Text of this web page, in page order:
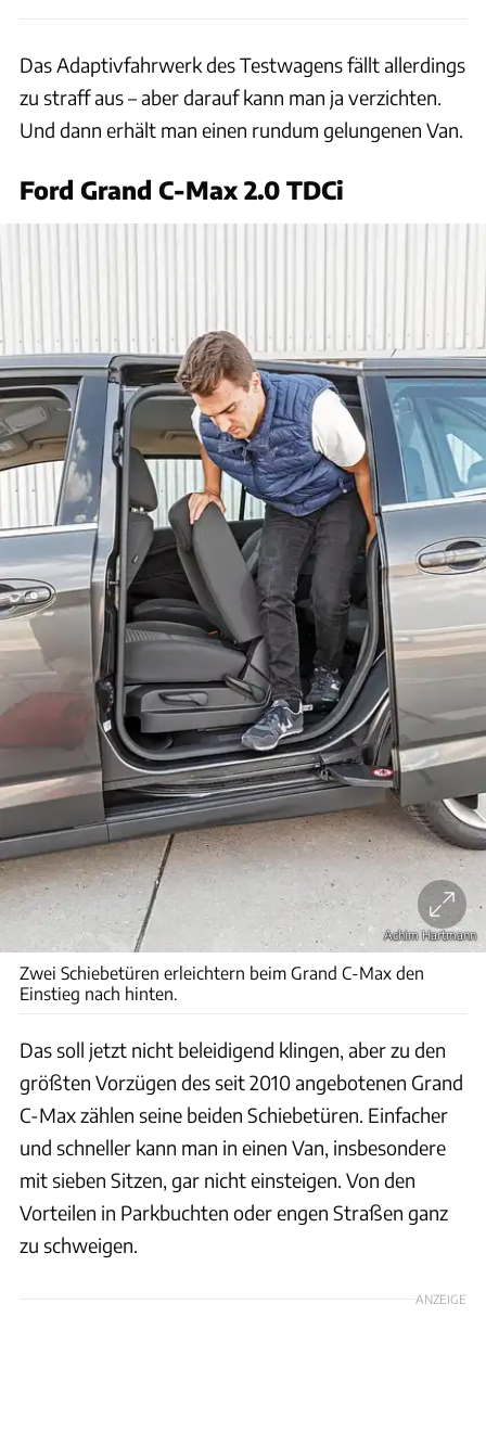
Das Adaptivfahrwerk des Testwagens fällt allerdings
zu straff aus – aber darauf kann man ja verzichten.
Und dann erhält man einen rundum gelungenen Van.
Ford Grand C-Max 2.0 TDCi
Achim Hartmann
Zwei Schiebetüren erleichtern beim Grand C-Max den
Einstieg nach hinten.
Das soll jetzt nicht beleidigend klingen, aber zu den
größten Vorzügen des seit 2010 angebotenen Grand
C-Max zählen seine beiden Schiebetüren. Einfacher
und schneller kann man in einen Van, insbesondere
mit sieben Sitzen, gar nicht einsteigen. Von den
Vorteilen in Parkbuchten oder engen Straßen ganz
zu schweigen.
ANZEIGE